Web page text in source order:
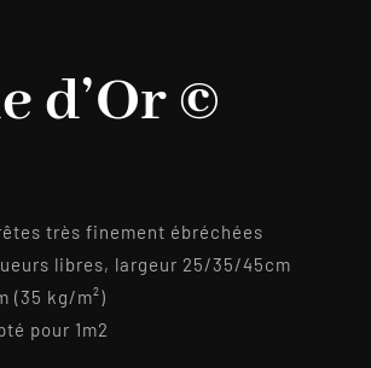
d’Or ©
très finement ébréchées
libres, largeur 25/35/45cm
(35 kg/m²)
pour 1m2